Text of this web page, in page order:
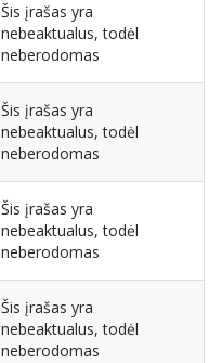
Šis įrašas yra
nebeaktualus, todėl
neberodomas
Šis įrašas yra
nebeaktualus, todėl
neberodomas
Šis įrašas yra
nebeaktualus, todėl
neberodomas
Šis įrašas yra
nebeaktualus, todėl
neberodomas